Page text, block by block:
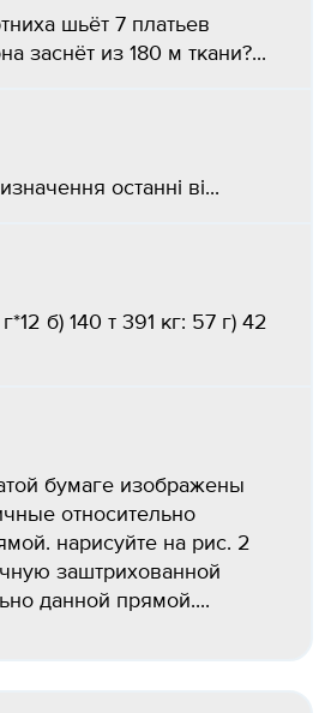
шьёт 7 платьев
заснёт из 180 м ткани?...
останні ві...
б) 140 т 391 кг: 57 г) 42
бумаге изображены
относительно
нарисуйте на рис. 2
заштрихованной
данной прямой....